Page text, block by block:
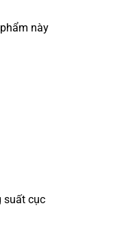
này
suất cục